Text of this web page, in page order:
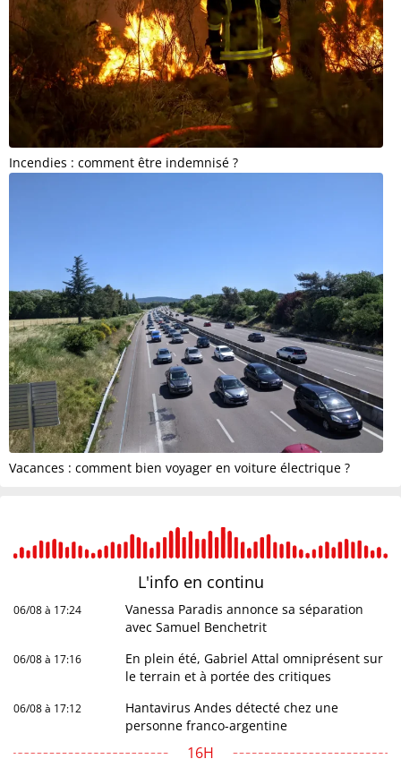
Incendies : comment être indemnisé ?
Vacances : comment bien voyager en voiture électrique ?
L'info en continu
06/08 à 17:24
Vanessa Paradis annonce sa séparation
avec Samuel Benchetrit
06/08 à 17:16
En plein été, Gabriel Attal omniprésent sur
le terrain et à portée des critiques
06/08 à 17:12
Hantavirus Andes détecté chez une
personne franco-argentine
16H